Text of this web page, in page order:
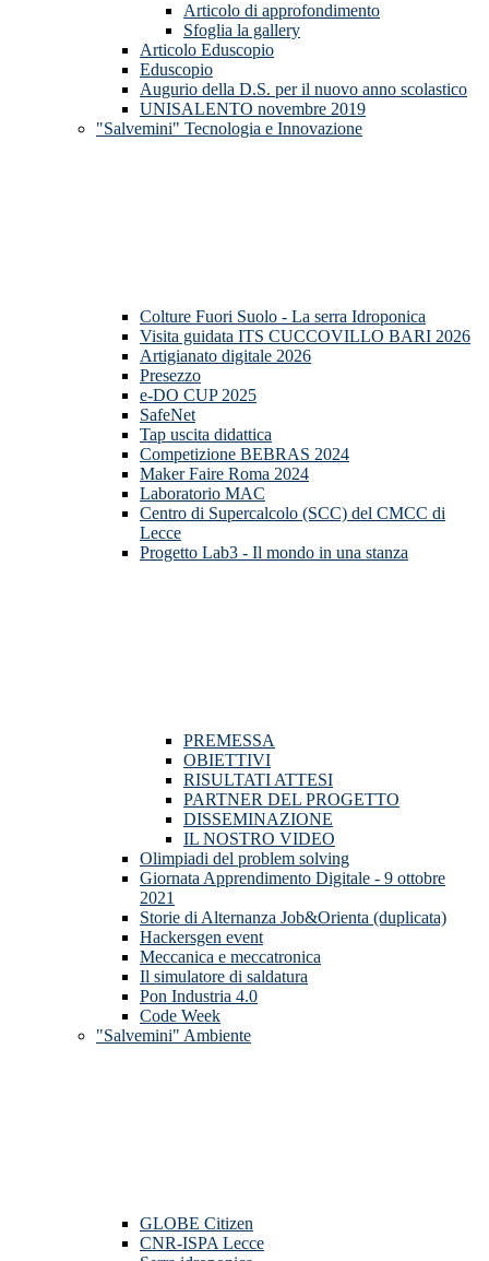
Articolo di approfondimento
Sfoglia la gallery
Articolo Eduscopio
Eduscopio
Augurio della D.S. per il nuovo anno scolastico
UNISALENTO novembre 2019
"Salvemini" Tecnologia e Innovazione
Colture Fuori Suolo - La serra Idroponica
Visita guidata ITS CUCCOVILLO BARI 2026
Artigianato digitale 2026
Presezzo
e-DO CUP 2025
SafeNet
Tap uscita didattica
Competizione BEBRAS 2024
Maker Faire Roma 2024
Laboratorio MAC
Centro di Supercalcolo (SCC) del CMCC di
Lecce
Progetto Lab3 - Il mondo in una stanza
PREMESSA
OBIETTIVI
RISULTATI ATTESI
PARTNER DEL PROGETTO
DISSEMINAZIONE
IL NOSTRO VIDEO
Olimpiadi del problem solving
Giornata Apprendimento Digitale - 9 ottobre
2021
Storie di Alternanza Job&Orienta (duplicata)
Hackersgen event
Meccanica e meccatronica
Il simulatore di saldatura
Pon Industria 4.0
Code Week
"Salvemini" Ambiente
GLOBE Citizen
CNR-ISPA Lecce